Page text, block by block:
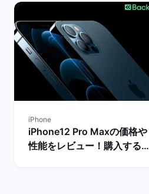
iPhone
iPhone12 Pro Maxの価格や
性能をレビュー！購入するメ